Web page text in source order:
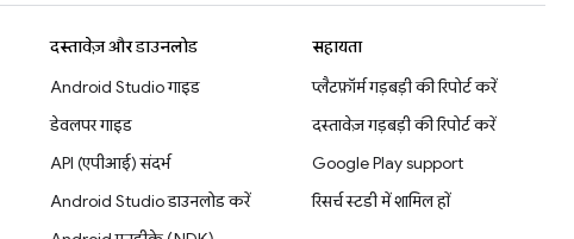
दस्तावेज़ और डाउनलोड
Android Studio गाइड
डेवलपर गाइड
API (एपीआई) संदर्भ
Android Studio डाउनलोड करें
सहायता
प्लैटफ़ॉर्म गड़बड़ी की रिपोर्ट करें
दस्तावेज़ गड़बड़ी की रिपोर्ट करें
Google Play support
रिसर्च स्टडी में शामिल हों